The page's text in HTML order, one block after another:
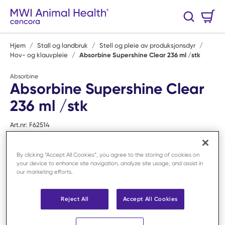
Hopp til hovedinnhold
Søk
Hjem / Stall og landbruk / Stell og pleie av produksjonsdyr /
Hov- og klauvpleie
/ Absorbine Supershine Clear 236 ml /stk
Absorbine
Absorbine Supershine Clear
236 ml /stk
Art.nr: F62514
By clicking “Accept All Cookies”, you agree to the storing of cookies on
your device to enhance site navigation, analyze site usage, and assist in
our marketing efforts.
Reject All Accept All Cookies